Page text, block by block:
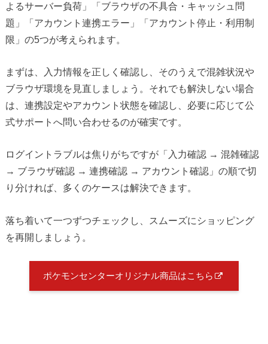
よるサーバー負荷」「ブラウザの不具合・キャッシュ問
題」「アカウント連携エラー」「アカウント停止・利用制
限」の5つが考えられます。
まずは、入力情報を正しく確認し、そのうえで混雑状況や
ブラウザ環境を見直しましょう。それでも解決しない場合
は、連携設定やアカウント状態を確認し、必要に応じて公
式サポートへ問い合わせるのが確実です。
ログイントラブルは焦りがちですが「入力確認 → 混雑確認
→ ブラウザ確認 → 連携確認 → アカウント確認」の順で切
り分ければ、多くのケースは解決できます。
落ち着いて一つずつチェックし、スムーズにショッピング
を再開しましょう。
ポケモンセンターオリジナル商品はこちら